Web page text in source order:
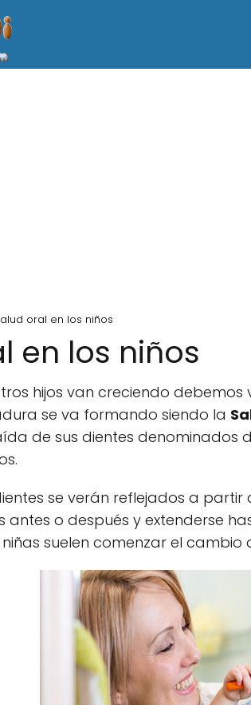
oral en los niños
en los niños
hijos van creciendo debemos
se va formando siendo la
de sus dientes
se verán reflejados a
o después y extenderse
niñas suelen comenzar el cambio